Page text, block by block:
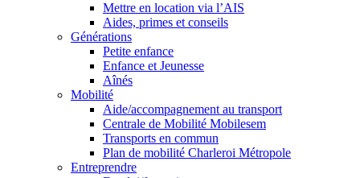
Mettre en location via l’AIS
Aides, primes et conseils
Générations
Petite enfance
Enfance et Jeunesse
Aînés
Mobilité
Aide/accompagnement au transport
Centrale de Mobilité Mobilesem
Transports en commun
Plan de mobilité Charleroi Métropole
Entreprendre